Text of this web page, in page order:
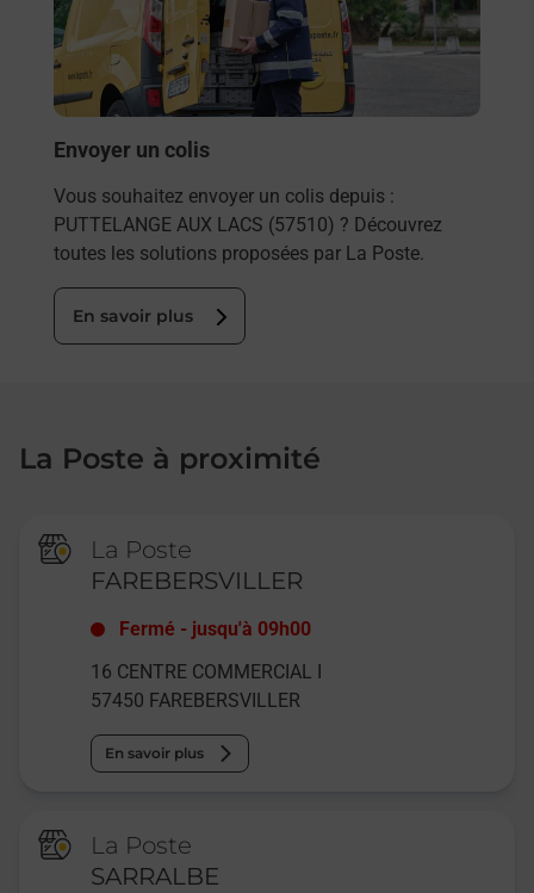
Envoyer un colis
Vous souhaitez envoyer un colis depuis :
PUTTELANGE AUX LACS (57510) ? Découvrez
toutes les solutions proposées par La Poste.
En savoir plus
La Poste à proximité
La Poste
FAREBERSVILLER
Fermé - jusqu'à 09h00
16 CENTRE COMMERCIAL I
57450 FAREBERSVILLER
En savoir plus
La Poste
SARRALBE